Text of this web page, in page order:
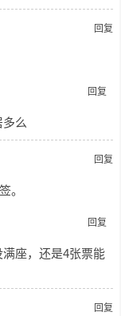
回复
回复
么
回复
。
回复
座，还是4张票能
回复